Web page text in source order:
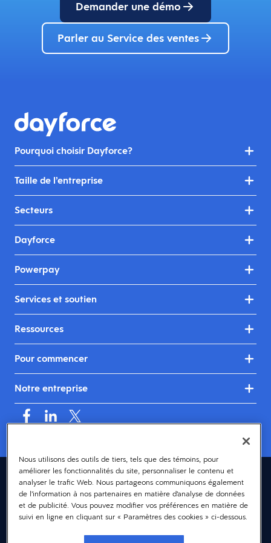
Demander une démo
Parler au Service des ventes
Pourquoi choisir Dayforce?
Taille de l’entreprise
Secteurs
Dayforce
Powerpay
Services et soutien
Ressources
Pour commencer
Notre entreprise
Canada (français)
© 2026 Dayforce
Confidentialité
Modalités et conditions
Nous utilisons des outils de tiers, tels que des témoins, pour
améliorer les fonctionnalités du site, personnaliser le contenu et
analyser le trafic Web. Nous partageons communiquons également
de l’information à nos partenaires en matière d’analyse de données
et de publicité. Vous pouvez modifier vos préférences en matière de
suivi en ligne en cliquant sur « Paramètres des cookies » ci-dessous.